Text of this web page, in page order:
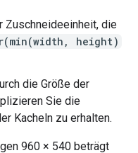
Zuschneideeinheit, die
height)
die Größe der
Sie die
Kacheln zu erhalten.
960 × 540 beträgt